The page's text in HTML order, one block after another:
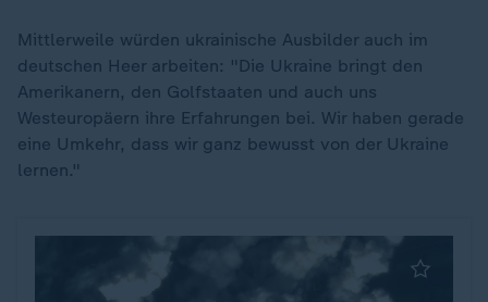
Mittlerweile würden ukrainische Ausbilder auch im
deutschen Heer arbeiten: "Die Ukraine bringt den
Amerikanern, den Golfstaaten und auch uns
Westeuropäern ihre Erfahrungen bei. Wir haben gerade
eine Umkehr, dass wir ganz bewusst von der Ukraine
lernen."